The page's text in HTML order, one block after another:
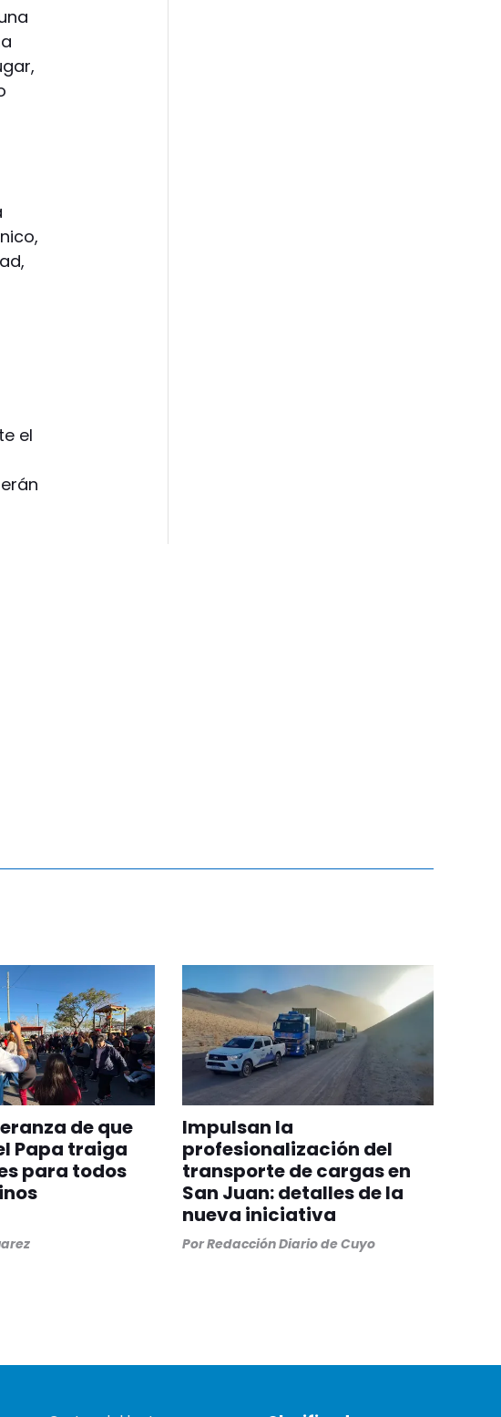
el
de que
Papa traiga
para todos
Impulsan la
profesionalización del
transporte de cargas en
San Juan: detalles de la
nueva iniciativa
PorRedacción Diario de Cuyo